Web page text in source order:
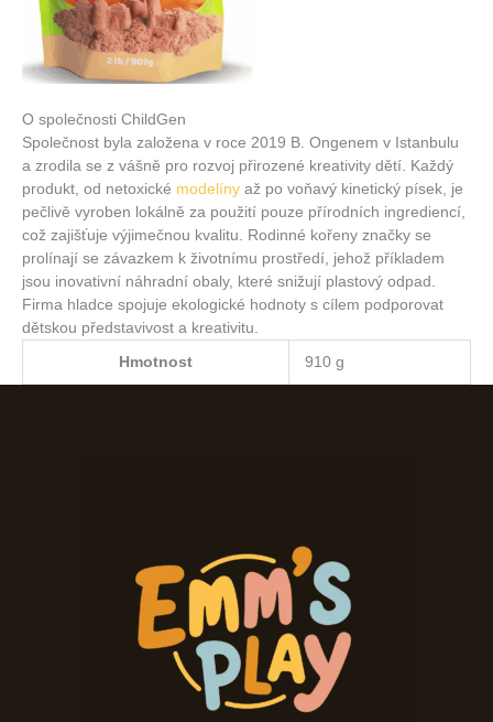
O společnosti ChildGen
Společnost byla založena v roce 2019 B. Ongenem v Istanbulu
a zrodila se z vášně pro rozvoj přirozené kreativity dětí. Každý
produkt, od netoxické modelíny až po voňavý kinetický písek, je
pečlivě vyroben lokálně za použití pouze přírodních ingrediencí,
což zajišťuje výjimečnou kvalitu. Rodinné kořeny značky se
prolínají se závazkem k životnímu prostředí, jehož příkladem
jsou inovativní náhradní obaly, které snižují plastový odpad.
Firma hladce spojuje ekologické hodnoty s cílem podporovat
dětskou představivost a kreativitu.
Hmotnost 910 g